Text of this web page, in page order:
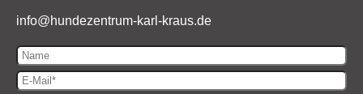
info@hundezentrum-karl-kraus.de